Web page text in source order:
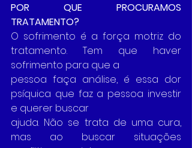
POR QUE PROCURAMOS
TRATAMENTO?
O sofrimento é a força motriz do
tratamento. Tem que haver
sofrimento para que a
pessoa faça análise, é essa dor
psíquica que faz a pessoa investir
e querer buscar
ajuda. Não se trata de uma cura,
mas ao buscar situações